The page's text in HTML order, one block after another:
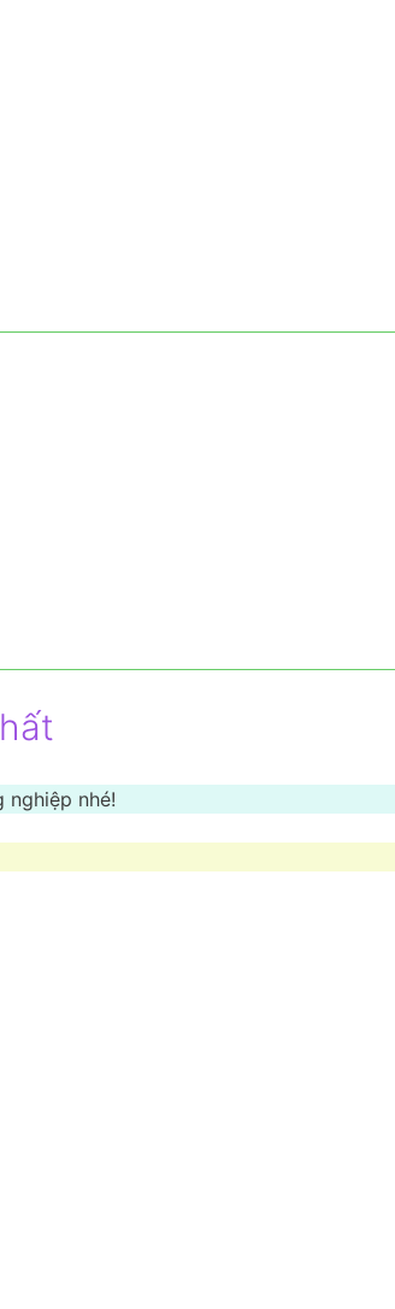
nghiệp nhé!